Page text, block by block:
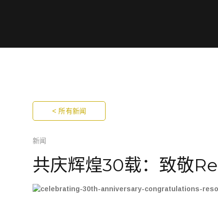
< 所有新闻
新闻
共庆辉煌30载：致敬